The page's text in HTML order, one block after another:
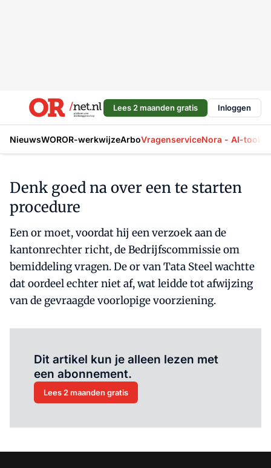
Lees 2 maanden gratis Inloggen
NieuwsWOROR-werkwijzeArboVragenserviceNora - AI-tool
Denk goed na over een te starten
procedure
Een or moet, voordat hij een verzoek aan de
kantonrechter richt, de Bedrijfscommissie om
bemiddeling vragen. De or van Tata Steel wachtte
dat oordeel echter niet af, wat leidde tot afwijzing
van de gevraagde voorlopige voorziening.
Dit artikel kun je alleen lezen met
een abonnement.
Lees 2 maanden gratis